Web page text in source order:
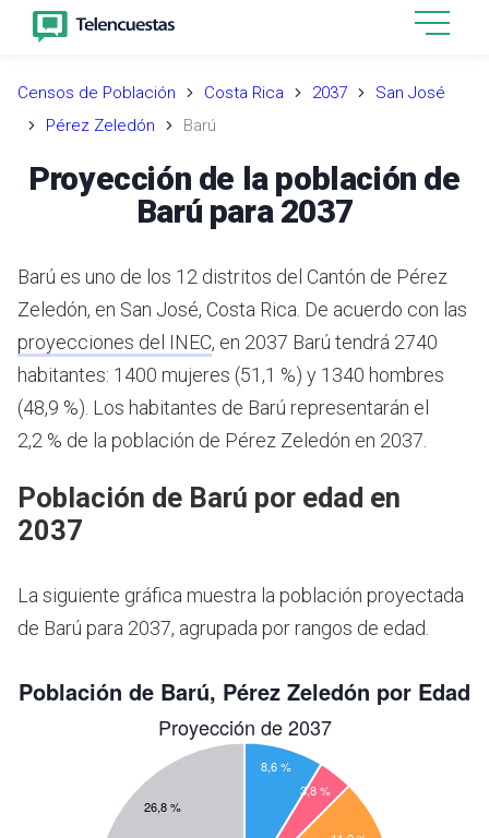
Censos de Población Costa Rica 2037
San José
Pérez Zeledón
Barú
Proyección de la población de
Barú para 2037
Barú es uno de los 12 distritos del Cantón de Pérez
Zeledón, en San José, Costa Rica. De acuerdo con las
proyecciones del INEC, en 2037 Barú tendrá 2740
habitantes: 1400 mujeres (51,1 %) y 1340 hombres
(48,9 %). Los habitantes de Barú representarán el
2,2 % de la población de Pérez Zeledón en 2037.
Población de Barú por edad en
2037
La siguiente gráfica muestra la población proyectada
de Barú para 2037, agrupada por rangos de edad.